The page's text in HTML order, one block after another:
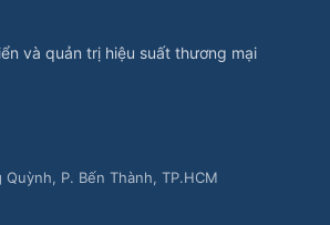
và quản trị hiệu suất thương mại
Quỳnh, P. Bến Thành, TP.HCM